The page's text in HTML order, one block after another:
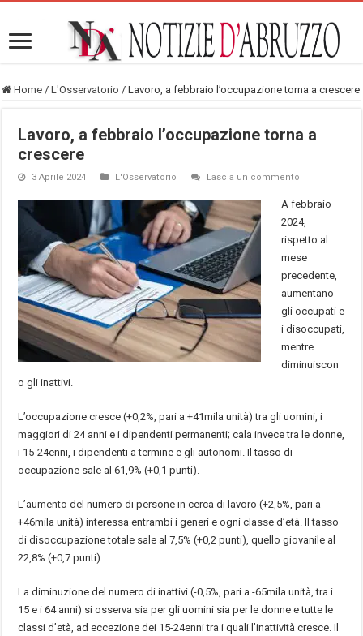
Home / L'Osservatorio / Lavoro, a febbraio l’occupazione torna a crescere
Lavoro, a febbraio l’occupazione torna a
crescere
3 Aprile 2024 L'Osservatorio Lascia un commento
A febbraio
2024,
rispetto al
mese
precedente,
aumentano
gli occupati e
i disoccupati,
mentre
diminuiscon
o gli inattivi.
L’occupazione cresce (+0,2%, pari a +41mila unità) tra gli uomini, i
maggiori di 24 anni e i dipendenti permanenti; cala invece tra le donne,
i 15-24enni, i dipendenti a termine e gli autonomi. Il tasso di
occupazione sale al 61,9% (+0,1 punti).
L’aumento del numero di persone in cerca di lavoro (+2,5%, pari a
+46mila unità) interessa entrambi i generi e ogni classe d’età. Il tasso
di disoccupazione totale sale al 7,5% (+0,2 punti), quello giovanile al
22,8% (+0,7 punti).
La diminuzione del numero di inattivi (-0,5%, pari a -65mila unità, tra i
15 e i 64 anni) si osserva sia per gli uomini sia per le donne e tutte le
classi d’età, ad eccezione dei 15-24enni tra i quali l’inattività cresce. Il